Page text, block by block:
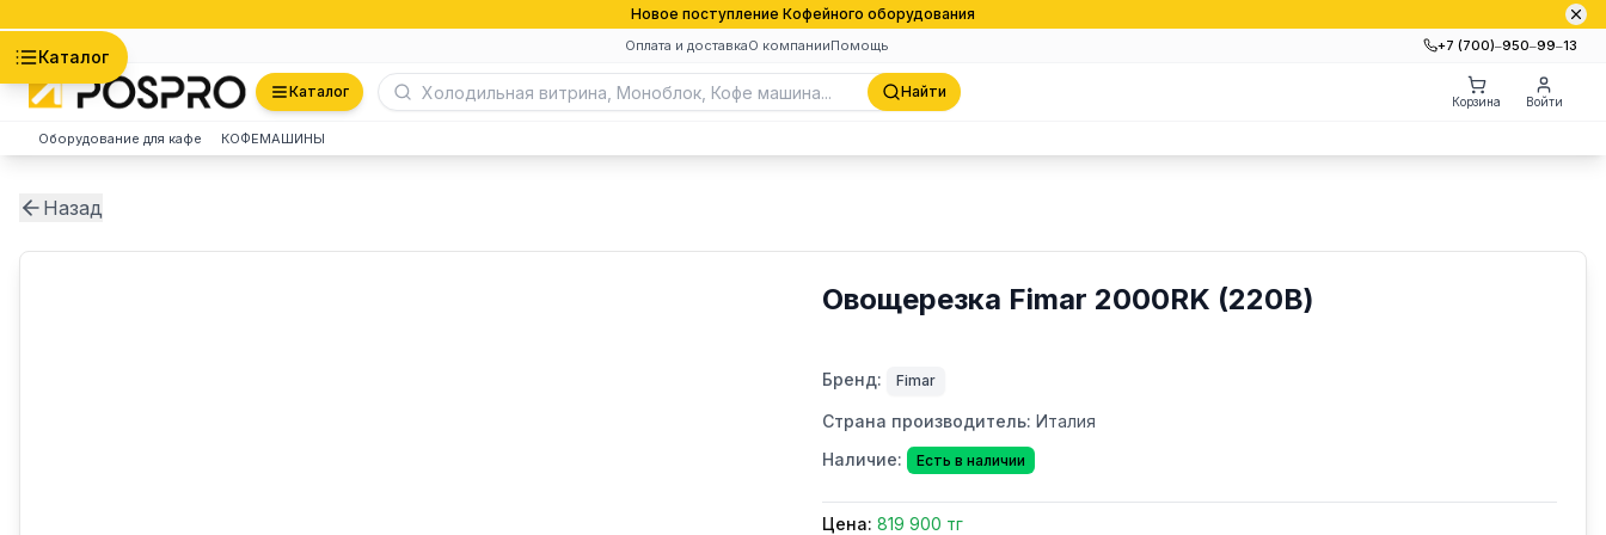
Новое поступление Кофейного оборудования
Оплата и доставкаО компанииПомощь +7 (700)‒950‒99‒13
Каталог
Каталог Найти
Корзина Войти
Оборудование для кафе КОФЕМАШИНЫ
Назад
Овощерезка Fimar 2000RK (220В)
Бренд: Fimar
Страна производитель: Италия
Наличие:
Есть в наличии
Цена: 819 900 тг